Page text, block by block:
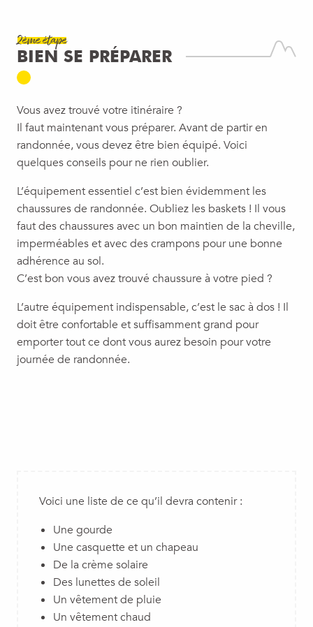
2ème étape
BIEN SE PRÉPARER
Vous avez trouvé votre itinéraire ?
Il faut maintenant vous préparer. Avant de partir en
randonnée, vous devez être bien équipé. Voici
quelques conseils pour ne rien oublier.
L’équipement essentiel c’est bien évidemment les
chaussures de randonnée. Oubliez les baskets ! Il vous
faut des chaussures avec un bon maintien de la cheville,
imperméables et avec des crampons pour une bonne
adhérence au sol.
C’est bon vous avez trouvé chaussure à votre pied ?
L’autre équipement indispensable, c’est le sac à dos ! Il
doit être confortable et suffisamment grand pour
emporter tout ce dont vous aurez besoin pour votre
journée de randonnée.
Voici une liste de ce qu’il devra contenir :
Une gourde
Une casquette et un chapeau
De la crème solaire
Des lunettes de soleil
Un vêtement de pluie
Un vêtement chaud